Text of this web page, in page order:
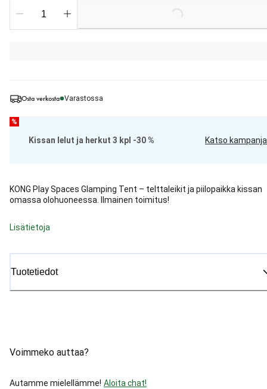
Osta verkosta Varastossa
%
Kissan lelut ja herkut 3 kpl -30 % Katso kampanja
KONG Play Spaces Glamping Tent – telttaleikit ja piilopaikka kissan
omassa olohuoneessa. Ilmainen toimitus!
Lisätietoja
Tuotetiedot
Voimmeko auttaa?
Autamme mielellämme! Aloita chat!
Loading...